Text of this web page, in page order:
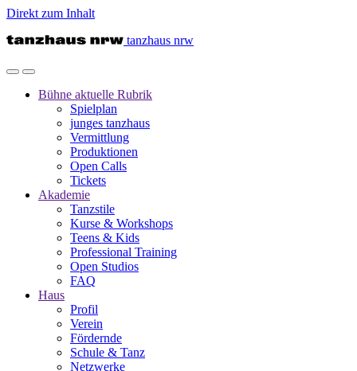
Direkt zum Inhalt
tanzhaus nrw
Bühne aktuelle Rubrik
Spielplan
junges tanzhaus
Vermittlung
Produktionen
Open Calls
Tickets
Akademie
Tanzstile
Kurse & Workshops
Teens & Kids
Professional Training
Open Studios
FAQ
Haus
Profil
Verein
Fördernde
Schule & Tanz
Netzwerke